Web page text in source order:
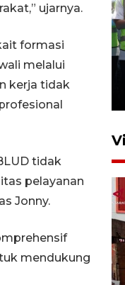
ujarnya.
formasi
melalui
kerja tidak
tidak
pelayanan
Jonny.
mendukung
karhutla